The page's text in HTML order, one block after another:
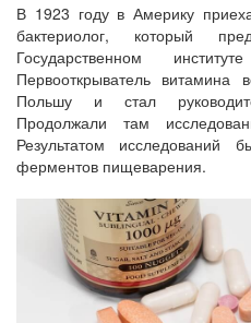
В 1923 году в Америку
бактериолог, который
Государственном
Первооткрыватель
Польшу и стал
Продолжали там
Результатом исследований
ферментов пищеварения.